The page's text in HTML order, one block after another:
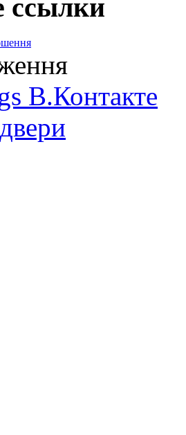
ссылки
В.Контакте